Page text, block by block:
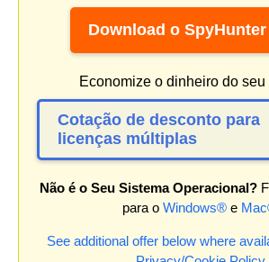
Download o SpyHunter
Economize o dinheiro do seu
Cotação de desconto para
licenças múltiplas
Não é o Seu Sistema Operacional?
para o Windows® e
See additional offer below where